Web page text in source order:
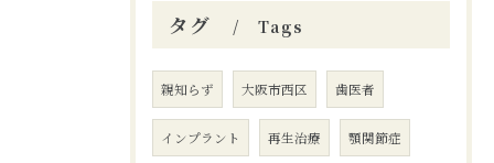
タグ Tags
親知らず 大阪市西区 歯医者
インプラント 再生治療 顎関節症